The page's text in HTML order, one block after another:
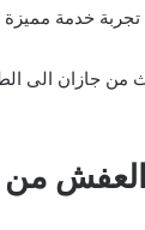
خدمة مميزة
من جازان الى
من